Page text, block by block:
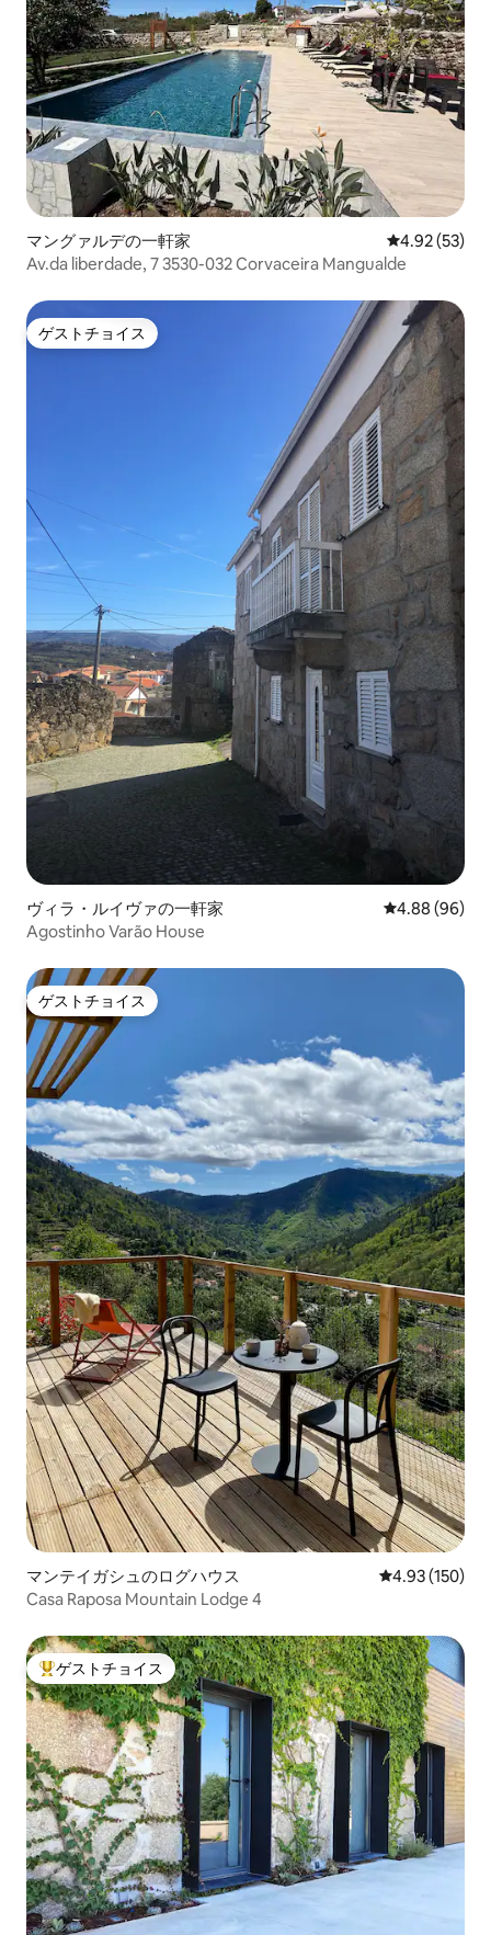
マングァルデの一軒家 レビュー53
4.92 (53)
Av.da liberdade, 7 3530-032 Corvaceira Mangualde
ゲストチョイス
ゲストチョイス
ヴィラ・ルイヴァの一軒家 レビュー96件
4.88 (96)
Agostinho Varão House
ゲストチョイス
ゲストチョイス
マンテイガシュのログハウス レビュー150
4.93 (150)
Casa Raposa Mountain Lodge 4
大好評のゲストチョイスです。
ゲストチョイス